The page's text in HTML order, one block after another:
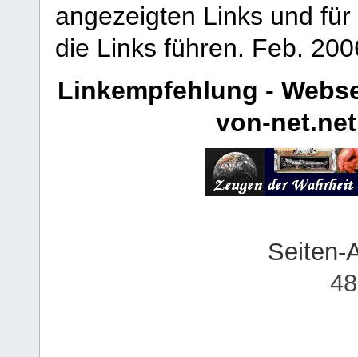
angezeigten Links und
die Links führen. Feb.
Linkempfehlung -
von-net.net
Seiten-